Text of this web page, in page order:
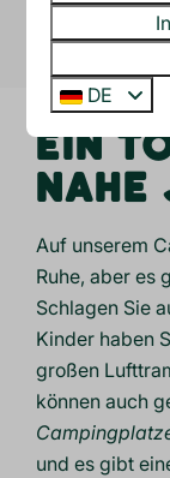
EIN
NAHE
Auf unserem
Ruhe, aber es
Schlagen Sie
Kinder haben
großen
können auch
und es gibt
DE